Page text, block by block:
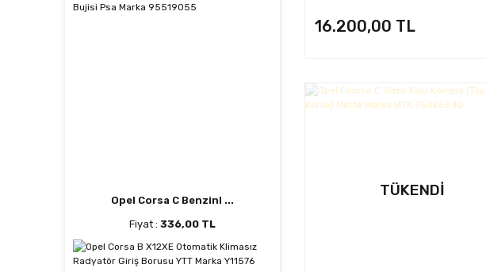
Opel Corsa C Benzinl ...
Fiyat : 336,00 TL
16.200,00 TL
TÜKENDI